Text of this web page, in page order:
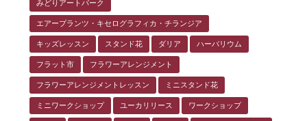
みどりアートパーク
エアープランツ・キセログラフィカ・チランジア
キッズレッスン スタンド花 ダリア ハーバリウム
フラット市 フラワーアレンジメント
フラワーアレンジメントレッスン ミニスタンド花
ミニワークショップ ユーカリリース ワークショップ